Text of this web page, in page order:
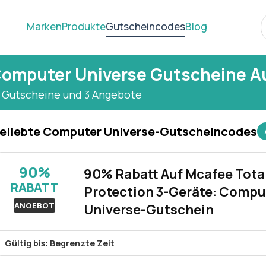
MarkenProdukteGutscheincodesBlog
Universe Gutscheine
Gutscheine und 3 Angebote
Computer Universe-Gutscheincodes
90%
RABATT
ANGEBOT
90% Rabatt Auf Mcafee
Protection 3-Geräte:
Universe-Gutschein
Gültig bis: Begrenzte Zeit